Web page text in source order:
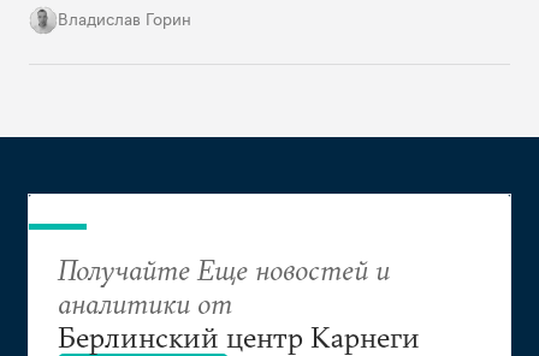
допустить «раскола в обществе», то Ксения
Владислав Горин
Получайте Еще новостей и
аналитики от
Берлинский центр Карнеги